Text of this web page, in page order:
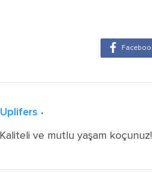
Uplifers
Kaliteli ve mutlu yaşam koçunuz!